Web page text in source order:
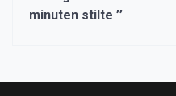
minuten stilte ’’